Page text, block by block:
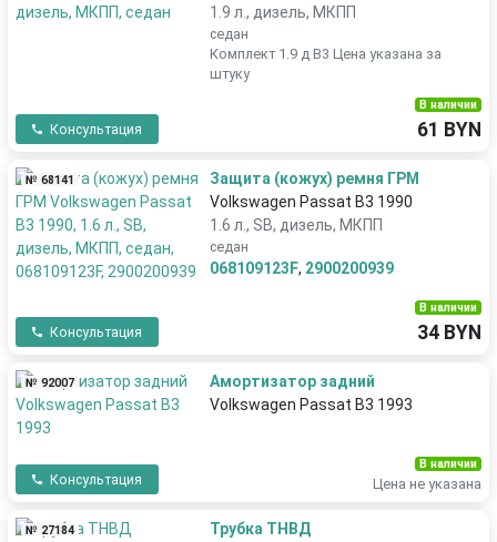
1.9 л., дизель, МКПП
седан
Комплект 1.9 д B3 Цена указана за
штуку
Консультация
В наличии
61 BYN
№ 68141
Защита (кожух) ремня ГРМ
Volkswagen Passat B3 1990
1.6 л., SB, дизель, МКПП
седан
068109123F, 2900200939
Консультация
В наличии
34 BYN
№ 92007
Амортизатор задний
Volkswagen Passat B3 1993
Консультация
В наличии
Цена не указана
№ 27184
Трубка ТНВД